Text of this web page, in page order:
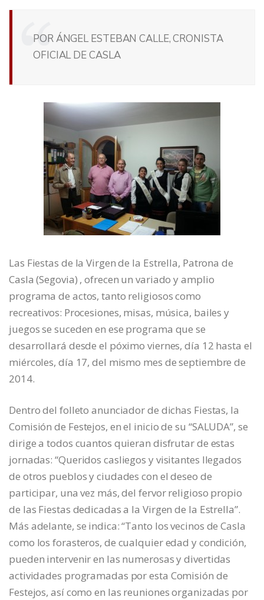
POR ÁNGEL ESTEBAN CALLE, CRONISTA
OFICIAL DE CASLA
Las Fiestas de la Virgen de la Estrella, Patrona de
Casla (Segovia) , ofrecen un variado y amplio
programa de actos, tanto religiosos como
recreativos: Procesiones, misas, música, bailes y
juegos se suceden en ese programa que se
desarrollará desde el póximo viernes, día 12 hasta el
miércoles, día 17, del mismo mes de septiembre de
2014.
Dentro del folleto anunciador de dichas Fiestas, la
Comisión de Festejos, en el inicio de su “SALUDA”, se
dirige a todos cuantos quieran disfrutar de estas
jornadas: “Queridos casliegos y visitantes llegados
de otros pueblos y ciudades con el deseo de
participar, una vez más, del fervor religioso propio
de las Fiestas dedicadas a la Virgen de la Estrella”.
Más adelante, se indica: “Tanto los vecinos de Casla
como los forasteros, de cualquier edad y condición,
pueden intervenir en las numerosas y divertidas
actividades programadas por esta Comisión de
Festejos, así como en las reuniones organizadas por